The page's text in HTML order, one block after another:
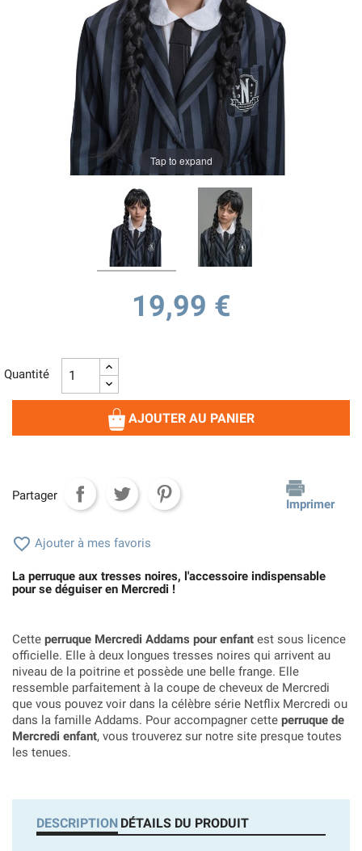
Tap to expand
19,99 €
Quantité
AJOUTER AU PANIER
Partager
Imprimer
 Ajouter à mes favoris
La perruque aux tresses noires, l'accessoire indispensable
pour se déguiser en Mercredi !
Cette perruque Mercredi Addams pour enfant est sous licence
officielle. Elle à deux longues tresses noires qui arrivent au
niveau de la poitrine et possède une belle frange. Elle
ressemble parfaitement à la coupe de cheveux de Mercredi
que vous pouvez voir dans la célèbre série Netflix Mercredi ou
dans la famille Addams. Pour accompagner cette perruque de
Mercredi enfant, vous trouverez sur notre site presque toutes
les tenues.
DESCRIPTION DÉTAILS DU PRODUIT